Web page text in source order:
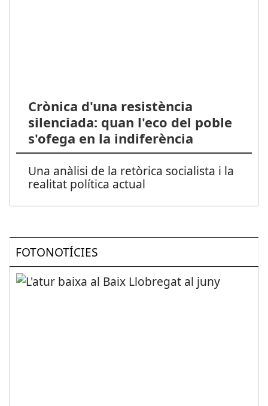
Crònica d'una resistència
silenciada: quan l'eco del poble
s'ofega en la indiferència
Una anàlisi de la retòrica socialista i la
realitat política actual
FOTONOTÍCIES